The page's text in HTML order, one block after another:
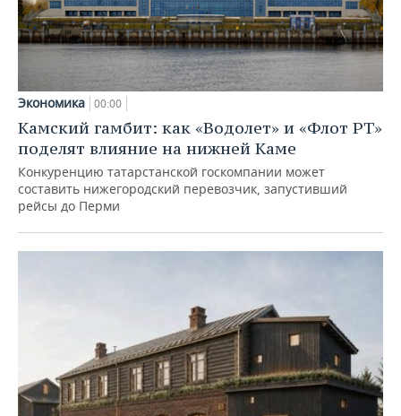
Экономика 00:00
Камский гамбит: как «Водолет» и «Флот РТ»
поделят влияние на нижней Каме
Конкуренцию татарстанской госкомпании может
составить нижегородский перевозчик, запустивший
рейсы до Перми